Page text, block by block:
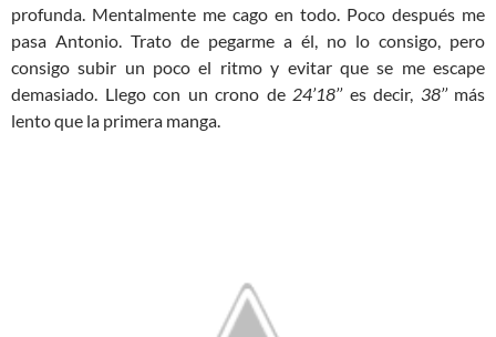
profunda. Mentalmente me cago en todo. Poco después me
pasa Antonio. Trato de pegarme a él, no lo consigo, pero
consigo subir un poco el ritmo y evitar que se me escape
demasiado. Llego con un crono de 24’18’’es decir, 38’’más
lento que la primera manga.